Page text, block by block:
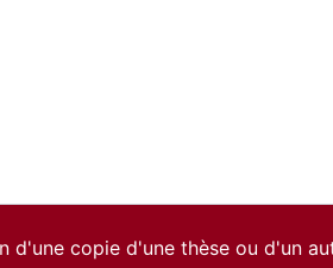
d'une copie d'une thèse ou d'un